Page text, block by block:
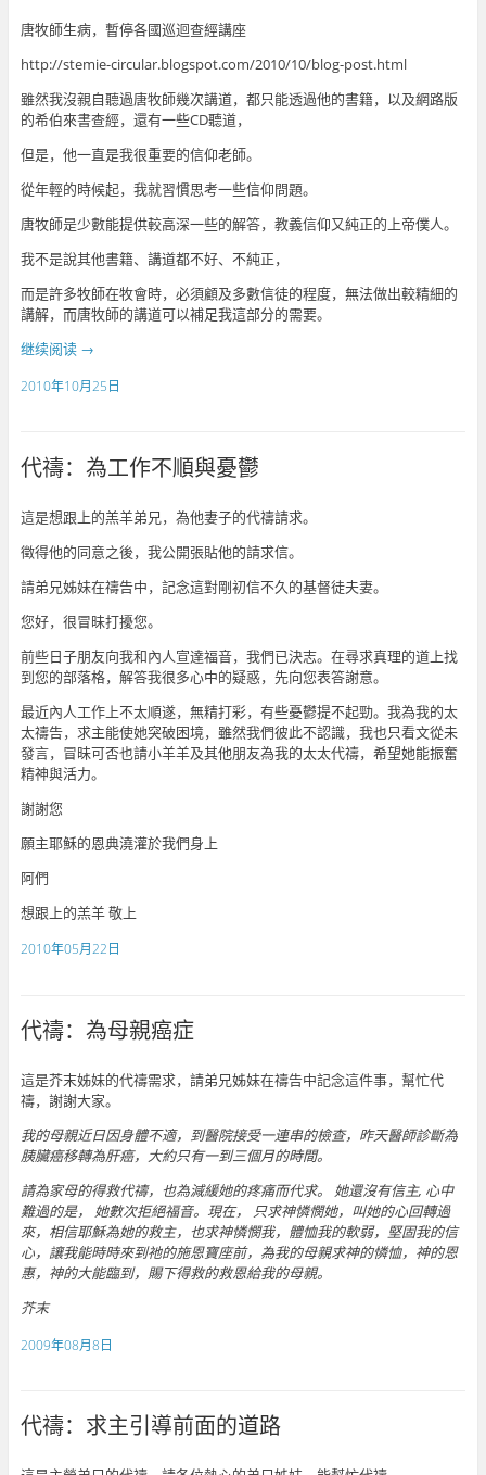
唐牧師生病，暫停各國巡迴查經講座
http://stemie-circular.blogspot.com/2010/10/blog-post.html
雖然我沒親自聽過唐牧師幾次講道，都只能透過他的書籍，以及網路版
的希伯來書查經，還有一些CD聽道，
但是，他一直是我很重要的信仰老師。
從年輕的時候起，我就習慣思考一些信仰問題。
唐牧師是少數能提供較高深一些的解答，教義信仰又純正的上帝僕人。
我不是說其他書籍、講道都不好、不純正，
而是許多牧師在牧會時，必須顧及多數信徒的程度，無法做出較精細的
講解，而唐牧師的講道可以補足我這部分的需要。
继续阅读 →
2010年10月25日
代禱：為工作不順與憂鬱
這是想跟上的羔羊弟兄，為他妻子的代禱請求。
徵得他的同意之後，我公開張貼他的請求信。
請弟兄姊妹在禱告中，記念這對剛初信不久的基督徒夫妻。
您好，很冒昧打擾您。
前些日子朋友向我和內人宣達福音，我們已決志。在尋求真理的道上找
到您的部落格，解答我很多心中的疑惑，先向您表答謝意。
最近內人工作上不太順遂，無精打彩，有些憂鬱提不起勁。我為我的太
太禱告，求主能使她突破困境，雖然我們彼此不認識，我也只看文從未
發言，冒昧可否也請小羊羊及其他朋友為我的太太代禱，希望她能振奮
精神與活力。
謝謝您
願主耶穌的恩典澆灌於我們身上
阿們
想跟上的羔羊 敬上
2010年05月22日
代禱：為母親癌症
這是芥末姊妹的代禱需求，請弟兄姊妹在禱告中記念這件事，幫忙代
禱，謝謝大家。
我的母親近日因身體不適，到醫院接受一連串的檢查，昨天醫師診斷為
胰臟癌移轉為肝癌，大約只有一到三個月的時間。
請為家母的得救代禱，也為減緩她的疼痛而代求。 她還沒有信主, 心中
難過的是， 她數次拒絕福音。現在， 只求神憐憫她，叫她的心回轉過
來，相信耶穌為她的救主，也求神憐憫我，體恤我的軟弱，堅固我的信
心，讓我能時時來到祂的施恩寶座前，為我的母親求神的憐恤，神的恩
惠，神的大能臨到，賜下得救的救恩給我的母親。
芥末
2009年08月8日
代禱：求主引導前面的道路